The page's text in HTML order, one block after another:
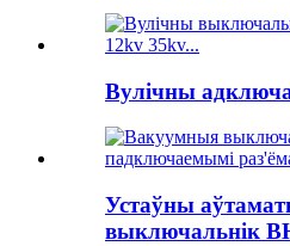
Вулічны
Устаўны
выключальнік